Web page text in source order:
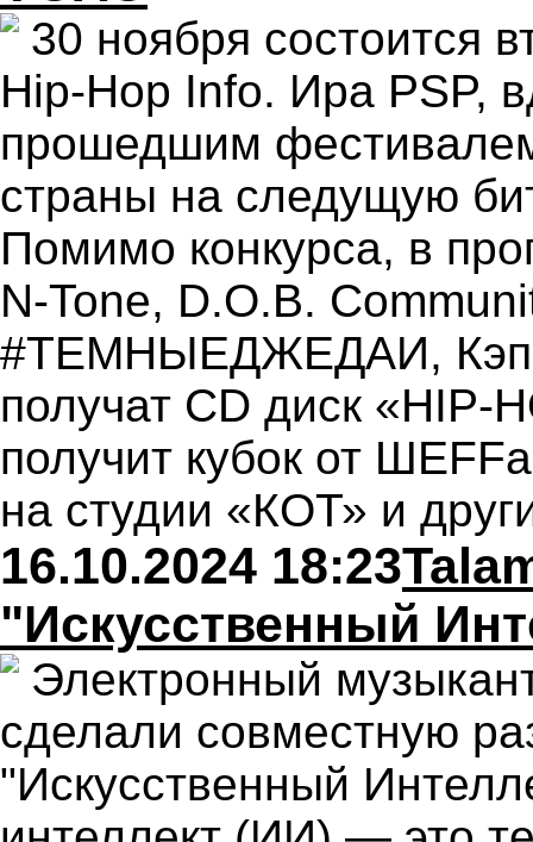
30 ноября состоится
Hip-Hop Info. Ира PSP,
прошедшим
страны на следущую
Помимо конкурса, в
N-Tone, D.O.B.
#ТЕМНЫЕДЖЕДАИ, Кэп
получат CD диск «HIP-
получит кубок от
на студии «КОТ» и
16.10.2024 18:23
"Искусственный
Электронный
сделали совместную
"Искусственный